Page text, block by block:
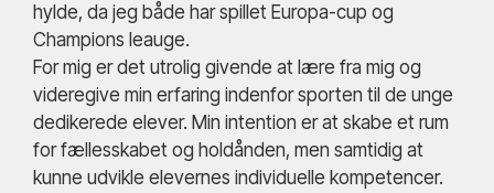
hylde, da jeg både har spillet Europa-cup og
Champions leauge.
For mig er det utrolig givende at lære fra mig og
videregive min erfaring indenfor sporten til de unge
dedikerede elever. Min intention er at skabe et rum
for fællesskabet og holdånden, men samtidig at
kunne udvikle elevernes individuelle kompetencer.